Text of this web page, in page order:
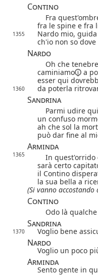
Contino
Fra
fra le spine e fra
1355
Nardo mio,
ch'io non so dove
Nardo
Oh che
caminiamo
a
esser qui
1360 da poterla
Sandrina
Parmi udire
un confuso
ah che sol la
può dar fine al
Arminda
1365
In quest'orrido
sarà certo
il Contino
la sua bella a
(Si vanno
Contino
Odo là
Sandrina
1370 Voglio bene
Nardo
Voglio un poco
Arminda
Sento gente in